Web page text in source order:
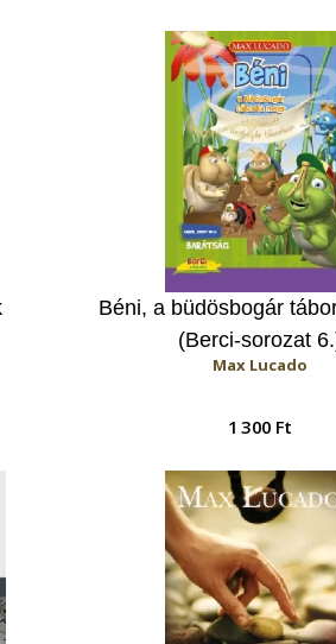
Béni, a büdösbogár
(Berci-sorozat
Max Lucado
1 300 Ft